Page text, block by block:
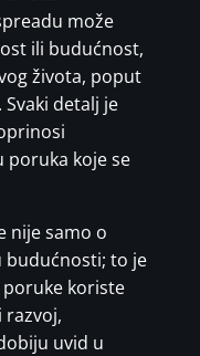
može
ili budućnost,
života, poput
detalj je
poruka koje se
nije samo o
to je
koriste
razvoj,
uvid u